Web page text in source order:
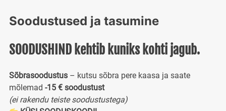
Soodustused ja tasumine
SOODUSHIND kehtib kuniks kohti jagub.
Sõbrasoodustus– kutsu sõbra pere kaasa ja saate
mõlemad -15 € soodustust
(ei rakendu teiste soodustustega)